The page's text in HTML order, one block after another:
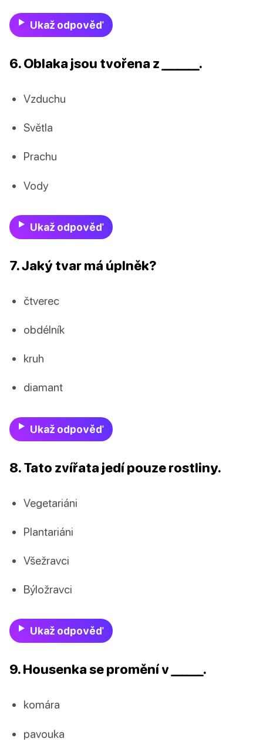
Ukaž odpověď
6. Oblaka jsou tvořena z _______.
Vzduchu
Světla
Prachu
Vody
Ukaž odpověď
7. Jaký tvar má úplněk?
čtverec
obdélník
kruh
diamant
Ukaž odpověď
8. Tato zvířata jedí pouze rostliny.
Vegetariáni
Plantariáni
Všežravci
Býložravci
Ukaž odpověď
9. Housenka se promění v ______.
komára
pavouka